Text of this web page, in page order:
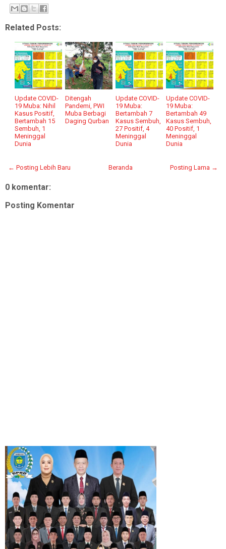
Related Posts:
Update COVID-
19 Muba: Nihil
Kasus Positif,
Bertambah 15
Sembuh, 1
Meninggal
Dunia
Ditengah
Pandemi, PWI
Muba Berbagi
Daging Qurban
Update COVID-
19 Muba:
Bertambah 7
Kasus Sembuh,
27 Positif, 4
Meninggal
Dunia
Update COVID-
19 Muba:
Bertambah 49
Kasus Sembuh,
40 Positif, 1
Meninggal
Dunia
← Posting Lebih Baru Posting Lama →
Beranda
0 komentar:
Posting Komentar